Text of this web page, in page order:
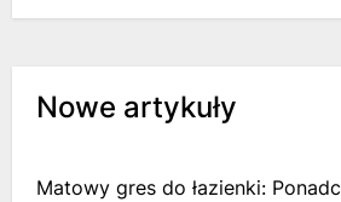
Nowe artykuły
Matowy gres do łazienki: